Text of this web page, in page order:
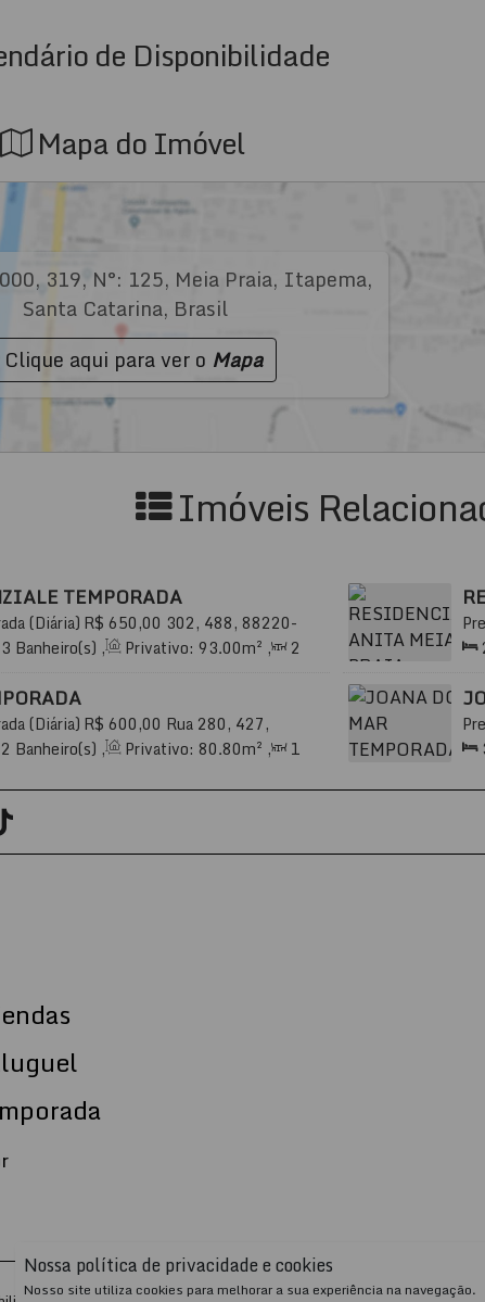
Nossa política de privacidade e cookies
Nosso site utiliza cookies para melhorar a sua experiência na navegação.
de Disponibilidade
Mapa do Imóvel
, 319, N°: 125, Meia Praia, Itapema,
Santa Catarina, Brasil
aqui para ver o Mapa
Imóveis
TEMPORADA
R$ 650,00
(Diária) 302, 488, 88220-
Santa Catarina, Brasil
3 Banheiro(s) , Privativo: 93.00m² , 2
93.00 m²
R$ 600,00
(Diária) Rua 280, 427,
Itapema, Santa Catarina, Brasil
2 Banheiro(s) , Privativo: 80.80m² , 1
80.80m²
JSobrinho Imóveis